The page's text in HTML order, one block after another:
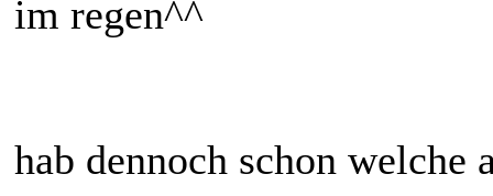
im regen^^
hab dennoch schon welche